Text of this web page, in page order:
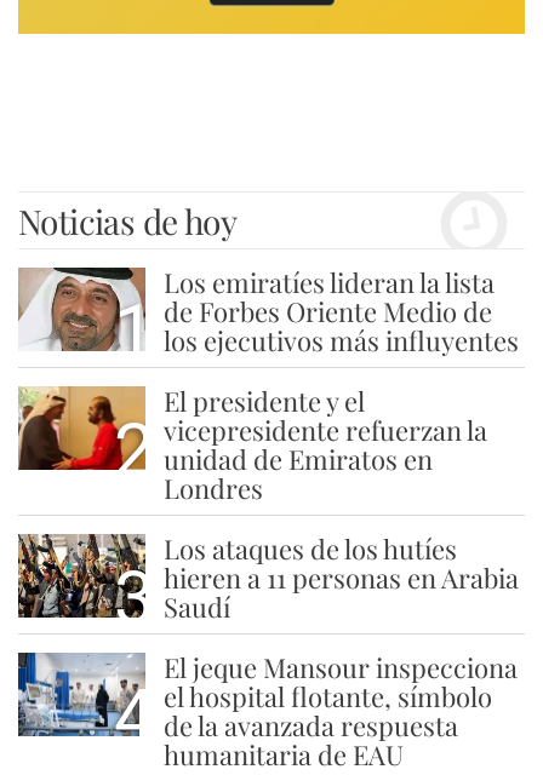
Noticias de hoy
1
Los emiratíes lideran la lista
de Forbes Oriente Medio de
los ejecutivos más influyentes
2
El presidente y el
vicepresidente refuerzan la
unidad de Emiratos en
Londres
3
Los ataques de los hutíes
hieren a 11 personas en Arabia
Saudí
4
El jeque Mansour inspecciona
el hospital flotante, símbolo
de la avanzada respuesta
humanitaria de EAU